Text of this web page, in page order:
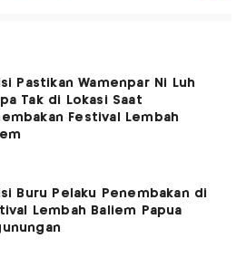
Pastikan Wamenpar Ni Luh
Tak di Lokasi Saat
Festival Lembah
Buru Pelaku Penembakan di
Lembah Baliem Papua